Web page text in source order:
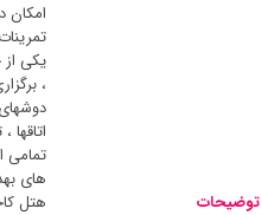
توضیحات
امکان
یکی
،
تمامی
های
هتل